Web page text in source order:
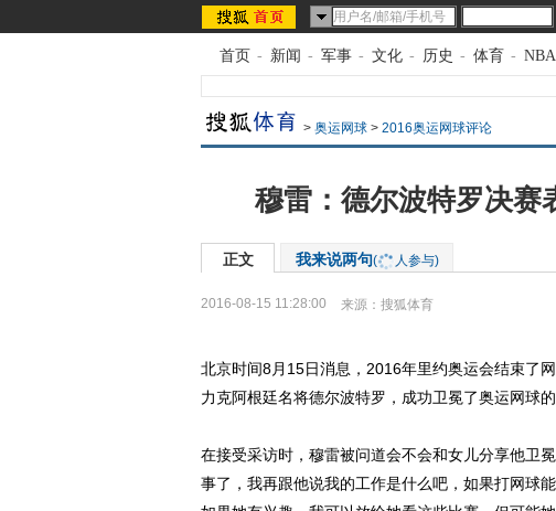
首页 - 新闻 - 军事 - 文化 - 历史 - 体育 - NBA
> 奥运网球 > 2016奥运网球评论
穆雷：德尔波特罗决赛
正文 我来说两句( 人参与)
2016-08-15 11:28:00 来源： 搜狐体育
北京时间8月15日消息，2016年里约奥运会结束了
力克阿根廷名将德尔波特罗，成功卫冕了奥运网球的
在接受采访时，穆雷被问道会不会和女儿分享他卫
事了，我再跟他说我的工作是什么吧，如果打网球